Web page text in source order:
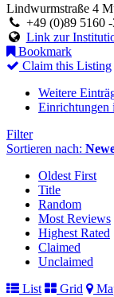
Lindwurmstraße 4
+49 (0)89 5160 -
Link zur
Bookmark
Claim this Listing
Weitere
Einrichtungen
Filter
Sortieren nach:
Oldest First
Title
Random
Most Reviews
Highest Rated
Claimed
Unclaimed
List
Grid